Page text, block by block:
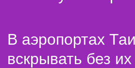
В аэропортах
вскрывать без